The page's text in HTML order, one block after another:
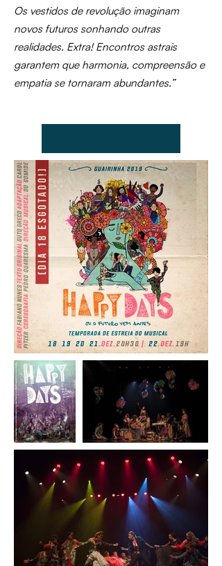
Os vestidos de revolução imaginam
novos futuros sonhando outras
realidades. Extra! Encontros astrais
garantem que harmonia, compreensão e
empatia se tornaram abundantes.”